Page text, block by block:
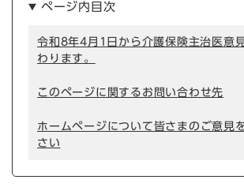
ページ内目次
令和8年4月1日から介護保険主治医意
わります。
このページに関するお問い合わせ先
ホームページについて皆さまのご意見
さい